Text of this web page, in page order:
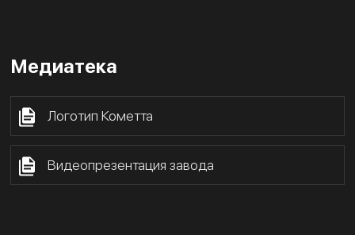
Медиатека
Логотип Кометта
Видеопрезентация завода